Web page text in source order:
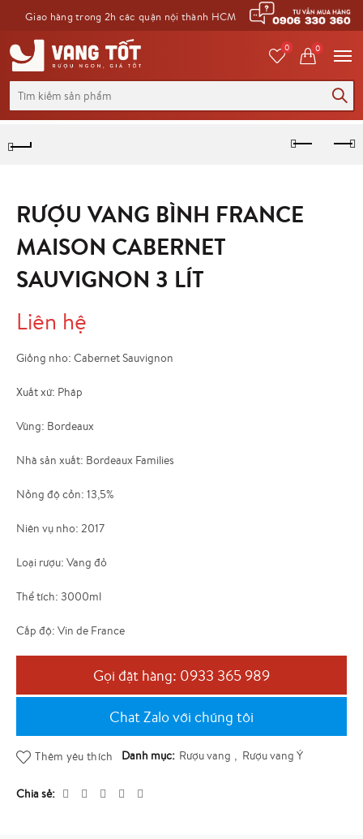
Giao hàng trong 2h các quận nội thành HCM
cho:
0 0
RƯỢU VANG BÌNH FRANCE
MAISON CABERNET
SAUVIGNON 3 LÍT
Liên hệ
Giống nho: Cabernet Sauvignon
Xuất xứ: Pháp
Vùng: Bordeaux
Nhà sản xuất: Bordeaux Families
Nồng độ cồn: 13,5%
Niên vụ nho: 2017
Loại rượu: Vang đỏ
Thể tích: 3000ml
Cấp độ: Vin de France
Gọi đặt hàng: 0933 365 989
Chat Zalo với chúng tôi
Thêm yêu thích Danh mục: Rượu vang , Rượu vang Ý
Chia sẻ